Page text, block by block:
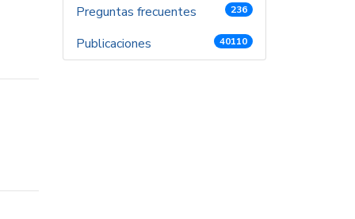
Preguntas frecuentes 236
Publicaciones 40110